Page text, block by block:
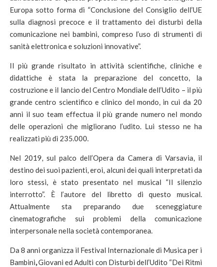
Europa sotto forma di “Conclusione del Consiglio dell’UE
sulla diagnosi precoce e il trattamento dei disturbi della
comunicazione nei bambini, compreso l’uso di strumenti di
sanità elettronica e soluzioni innovative”.
Il più grande risultato in attività scientifiche, cliniche e
didattiche è stata la preparazione del concetto, la
costruzione e il lancio del Centro Mondiale dell’Udito – il più
grande centro scientifico e clinico del mondo, in cui da 20
anni il suo team effectua il più grande numero nel mondo
delle operazioni che migliorano l’udito. Lui stesso ne ha
realizzati più di 235.000.
Nel 2019, sul palco dell’Opera da Camera di Varsavia, il
destino dei suoi pazienti, eroi, alcuni dei quali interpretati da
loro stessi, è stato presentato nel musical “Il silenzio
interrotto”. È l’autore del libretto di questo musical.
Attualmente sta preparando due sceneggiature
cinematografiche sui problemi della comunicazione
interpersonale nella società contemporanea.
Da 8 anni organizza il Festival Internazionale di Musica per i
Bambini,Giovani ed Adulti con Disturbi dell’Udito “Dei Ritmi